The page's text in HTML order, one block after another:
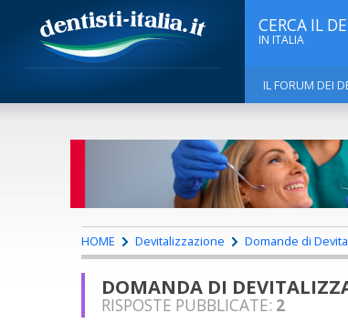
CERCA IL
IN ITALIA
IL FORUM DEI
HOME Devitalizzazione Domande di
DOMANDA DI
RISPOSTE PUBBLICATE: 2